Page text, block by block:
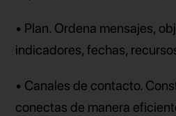
• Plan. Ordena mensajes,
indicadores, fechas,
• Canales de contacto.
conectas de manera